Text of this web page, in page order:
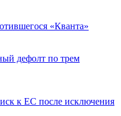
«Кванта»
дефолт по трем
к ЕС после исключения